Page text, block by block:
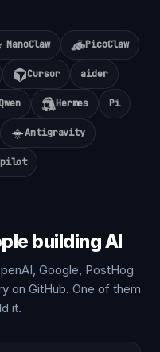
NanoClaw PicoClaw
Cursor aider
Hermes Pi
Antigravity
building AI
Google, PostHog
on GitHub. One of them
it.